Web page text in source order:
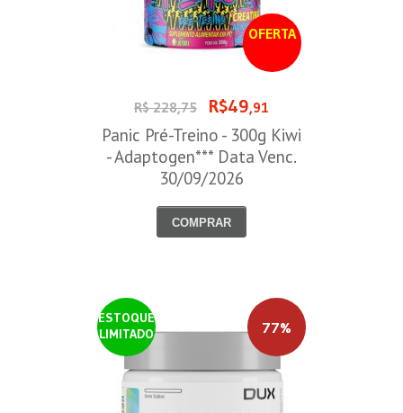
OFERTA
R$ 228,75 R$49,91
Panic Pré-Treino - 300g Kiwi
- Adaptogen*** Data Venc.
30/09/2026
COMPRAR
ESTOQUE
LIMITADO
77%